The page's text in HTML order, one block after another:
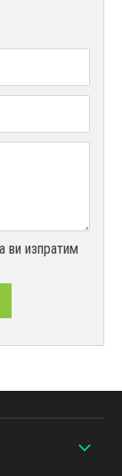
ви изпратим